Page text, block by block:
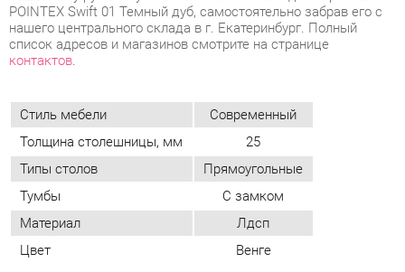
Толщина столешницы, мм
25
Типы столов
Прямоугольные
Тумбы
Цвет
Венге
ОТЗЫВЫ
Пока нет отзывов, поделитесь первым своим мнением.
ДОБАВИТЬ ОТЗЫВ